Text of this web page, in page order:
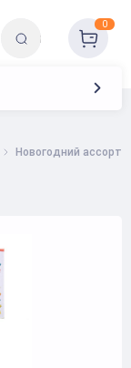
0
Новогодний